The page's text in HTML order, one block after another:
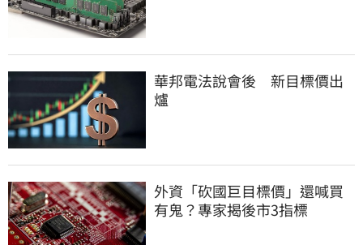
華邦電法說會後 新目標價出
爐
外資「砍國巨目標價」還喊買
有鬼？專家揭後市3指標